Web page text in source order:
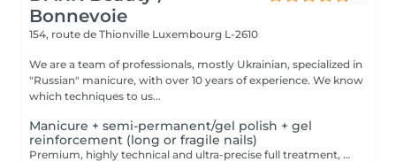
Bonnevoie
154, route de Thionville Luxembourg L-2610
We are a team of professionals, mostly Ukrainian, specialized in
"Russian" manicure, with over 10 years of experience. We know
which techniques to us...
Manicure + semi-permanent/gel polish + gel
reinforcement (long or fragile nails)
Premium, highly technical and ultra-precise full treatment, performed mainly with an e-file to achieve a perfectly clean nail contour and apply the polish as close as possible, even slightly under the cuticle. This technique helps visually delay the regrowth by around 10 days. Visual result: -Extremely well-groomed nails, clean contours, flawless shape -Instagram / photo studio effect: neat, precise, with no visible dry skin We also include a gel reinforcement, recommended for long or fragile or broken nails. A perfect solution for flawless and long-lasting nails: -The average durability is 4 weeks!! Service content -> 95€ : -Removal of old semi-permanent and/or gel polish (if needed, already include in this price/service) -Very meticulous preparation of the nail plate -Removal of dead skin -Shape and file nails -Gentle cuticle care -Correction of the nail shape -Gel reinforcement -Application of semi-permanent nail polish -Application of cuticle oil and hand cream Optional : -Price per nail extension on up to 5 nails (if so please book "WITH simple design") +3€/nail -Price per nail for nail art on up to 5 nails (if so please book "WITH simple design") +3€/nail -Price for simple design (French, Chrome, Baby Boomer, Cat Eyes, Stickers, Foil) 6-10 nails -> +20€ -Price for complex design (3D, Hand drawings, Stamping, French with Chrome, Baby Boomer with Chrome, French with Cat Eyes) 6-10 nails -> +30€